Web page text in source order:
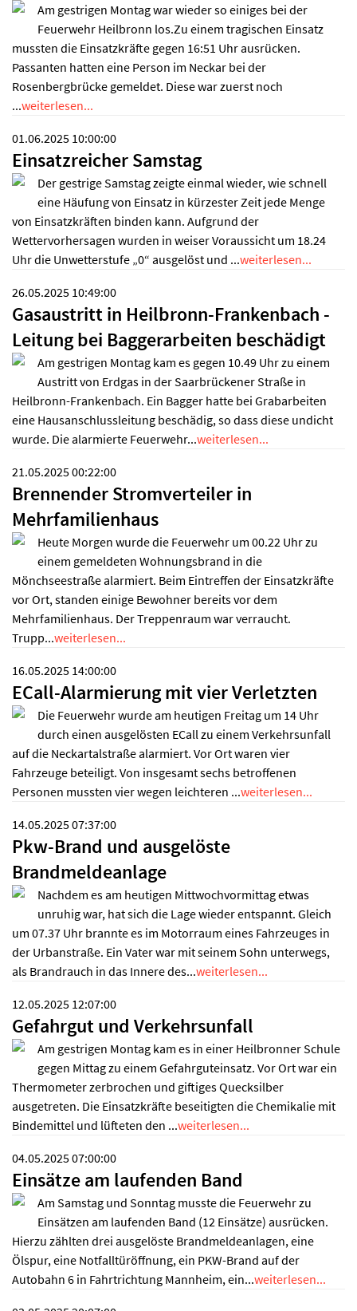
Am gestrigen Montag war wieder so einiges bei der
Feuerwehr Heilbronn los.Zu einem tragischen Einsatz
mussten die Einsatzkräfte gegen 16:51 Uhr ausrücken.
Passanten hatten eine Person im Neckar bei der
Rosenbergbrücke gemeldet. Diese war zuerst noch
...weiterlesen...
01.06.2025 10:00:00
Einsatzreicher Samstag
Der gestrige Samstag zeigte einmal wieder, wie schnell
eine Häufung von Einsatz in kürzester Zeit jede Menge
von Einsatzkräften binden kann. Aufgrund der
Wettervorhersagen wurden in weiser Voraussicht um 18.24
Uhr die Unwetterstufe „0“ ausgelöst und ...weiterlesen...
26.05.2025 10:49:00
Gasaustritt in Heilbronn-Frankenbach -
Leitung bei Baggerarbeiten beschädigt
Am gestrigen Montag kam es gegen 10.49 Uhr zu einem
Austritt von Erdgas in der Saarbrückener Straße in
Heilbronn-Frankenbach. Ein Bagger hatte bei Grabarbeiten
eine Hausanschlussleitung beschädig, so dass diese undicht
wurde. Die alarmierte Feuerwehr...weiterlesen...
21.05.2025 00:22:00
Brennender Stromverteiler in
Mehrfamilienhaus
Heute Morgen wurde die Feuerwehr um 00.22 Uhr zu
einem gemeldeten Wohnungsbrand in die
Mönchseestraße alarmiert. Beim Eintreffen der Einsatzkräfte
vor Ort, standen einige Bewohner bereits vor dem
Mehrfamilienhaus. Der Treppenraum war verraucht.
Trupp...weiterlesen...
16.05.2025 14:00:00
ECall-Alarmierung mit vier Verletzten
Die Feuerwehr wurde am heutigen Freitag um 14 Uhr
durch einen ausgelösten ECall zu einem Verkehrsunfall
auf die Neckartalstraße alarmiert. Vor Ort waren vier
Fahrzeuge beteiligt. Von insgesamt sechs betroffenen
Personen mussten vier wegen leichteren ...weiterlesen...
14.05.2025 07:37:00
Pkw-Brand und ausgelöste
Brandmeldeanlage
Nachdem es am heutigen Mittwochvormittag etwas
unruhig war, hat sich die Lage wieder entspannt. Gleich
um 07.37 Uhr brannte es im Motorraum eines Fahrzeuges in
der Urbanstraße. Ein Vater war mit seinem Sohn unterwegs,
als Brandrauch in das Innere des...weiterlesen...
12.05.2025 12:07:00
Gefahrgut und Verkehrsunfall
Am gestrigen Montag kam es in einer Heilbronner Schule
gegen Mittag zu einem Gefahrguteinsatz. Vor Ort war ein
Thermometer zerbrochen und giftiges Quecksilber
ausgetreten. Die Einsatzkräfte beseitigten die Chemikalie mit
Bindemittel und lüfteten den ...weiterlesen...
04.05.2025 07:00:00
Einsätze am laufenden Band
Am Samstag und Sonntag musste die Feuerwehr zu
Einsätzen am laufenden Band (12 Einsätze) ausrücken.
Hierzu zählten drei ausgelöste Brandmeldeanlagen, eine
Ölspur, eine Notfalltüröffnung, ein PKW-Brand auf der
Autobahn 6 in Fahrtrichtung Mannheim, ein...weiterlesen...